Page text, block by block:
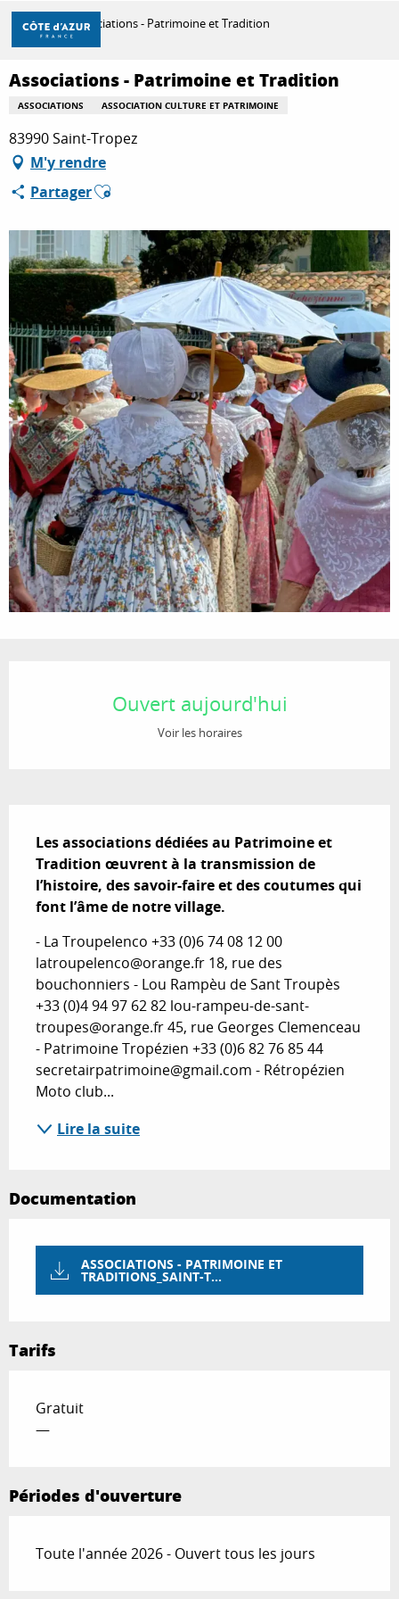
Aller
contenu
principal
DÉCOUVRIR
À FAIRE
SÉJOURNER
Accueil Associations - Patrimoine et Tradition
Associations - Patrimoine et Tradition
ASSOCIATIONS ASSOCIATION CULTURE ET PATRIMOINE
83990 Saint-Tropez
M'y rendre
PartagerAjouter aux favoris
Ouvert aujourd'hui
Voir les horaires
Les associations dédiées au Patrimoine et
Tradition œuvrent à la transmission de
l’histoire, des savoir-faire et des coutumes qui
font l’âme de notre village.
- La Troupelenco +33 (0)6 74 08 12 00
latroupelenco@orange.fr 18, rue des
bouchonniers - Lou Rampèu de Sant Troupès
+33 (0)4 94 97 62 82 lou-rampeu-de-sant-
troupes@orange.fr 45, rue Georges Clemenceau
- Patrimoine Tropézien +33 (0)6 82 76 85 44
secretairpatrimoine@gmail.com - Rétropézien
Moto club...
Lire la suite
Documentation
ASSOCIATIONS - PATRIMOINE ET
TRADITIONS_SAINT-T...
Tarifs
Gratuit
—
Périodes d'ouverture
Toute l'année 2026 - Ouvert tous les jours